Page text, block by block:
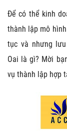
Để có thể kinh
thành lập mô
tục và nhưng
Oai là gì? Mời
vụ thành lập hợp